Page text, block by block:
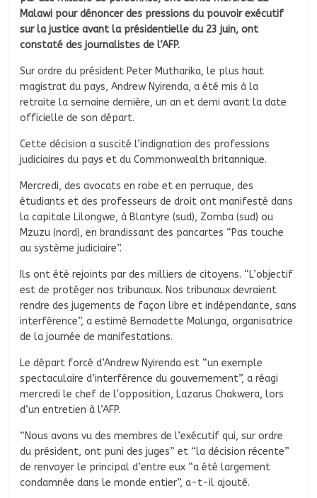
Malawi pour dénoncer des pressions du pouvoir exécutif
sur la justice avant la présidentielle du 23 juin, ont
constaté des journalistes de l’AFP.
Sur ordre du président Peter Mutharika, le plus haut
magistrat du pays, Andrew Nyirenda, a été mis à la
retraite la semaine dernière, un an et demi avant la date
officielle de son départ.
Cette décision a suscité l’indignation des professions
judiciaires du pays et du Commonwealth britannique.
Mercredi, des avocats en robe et en perruque, des
étudiants et des professeurs de droit ont manifesté dans
la capitale Lilongwe, à Blantyre (sud), Zomba (sud) ou
Mzuzu (nord), en brandissant des pancartes “Pas touche
au système judiciaire”.
Ils ont été rejoints par des milliers de citoyens. “L’objectif
est de protéger nos tribunaux. Nos tribunaux devraient
rendre des jugements de façon libre et indépendante, sans
interférence”, a estimé Bernadette Malunga, organisatrice
de la journée de manifestations.
Le départ forcé d’Andrew Nyirenda est “un exemple
spectaculaire d’interférence du gouvernement”, a réagi
mercredi le chef de l’opposition, Lazarus Chakwera, lors
d’un entretien à l’AFP.
“Nous avons vu des membres de l’exécutif qui, sur ordre
du président, ont puni des juges” et “la décision récente”
de renvoyer le principal d’entre eux “a été largement
condamnée dans le monde entier”, a-t-il ajouté.